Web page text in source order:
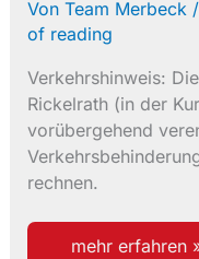
Von Team Merbeck /
of reading
Verkehrshinweis:
Rickelrath (in der
vorübergehend
rechnen.
einsatz
mehr erfahren